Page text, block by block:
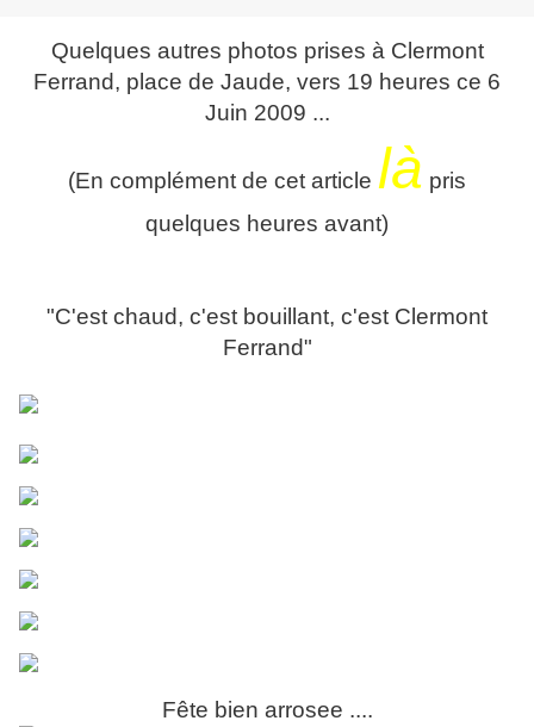
Quelques autres photos prises à Clermont
Ferrand, place de Jaude, vers 19 heures ce 6
Juin 2009 ...
(En complément de cet article là pris
quelques heures avant)
"C'est chaud, c'est bouillant, c'est Clermont
Ferrand"
Fête bien arrosee ....